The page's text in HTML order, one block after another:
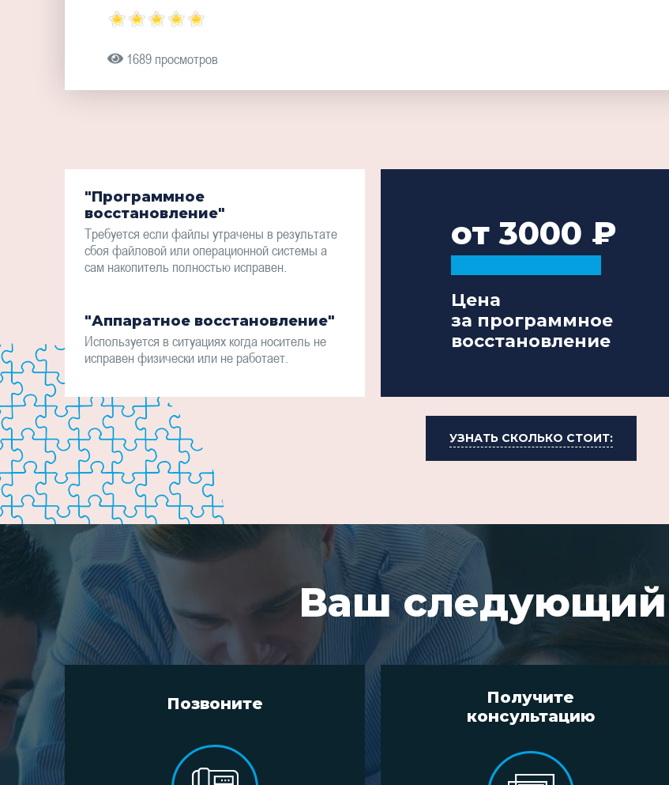
1689 просмотров
"Программное
восстановление"
Требуется если файлы утрачены в результате
сбоя файловой или операционной системы а
сам накопитель полностью исправен.
"Аппаратное восстановление"
Используется в ситуациях когда носитель не
исправен физически или не работает.
от 3000
Цена
за программное
восстановление
УЗНАТЬ СКОЛЬКО СТОИТ:
Ваш
Позвоните
Получите
консультацию